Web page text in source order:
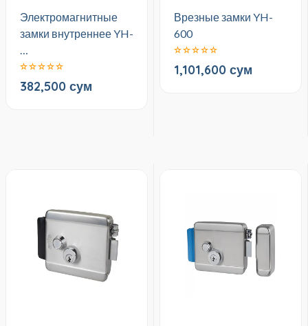
Электромагнитные
замки внутреннее YH-
382,500 сум
Врезные замки YH-
600
1,101,600 сум